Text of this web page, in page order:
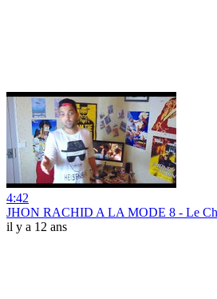
4:42
JHON RACHID A LA MODE 8 - Le
il y a 12 ans